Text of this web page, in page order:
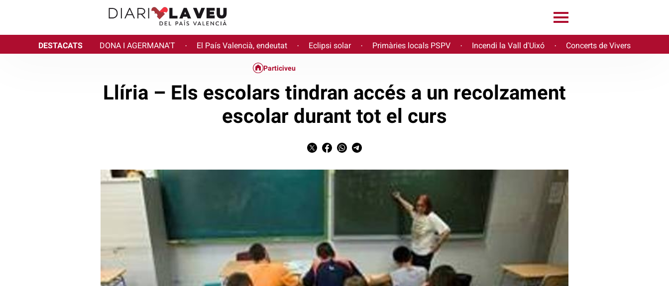
DESTACATS DONA I AGERMANA'T · El País Valencià, endeutat · Eclipsi solar · Primàries locals PSPV · Incendi la Vall d'Uixó · Concerts de Vivers
Particiveu
Llíria – Els escolars tindran accés a un recolzament
escolar durant tot el curs